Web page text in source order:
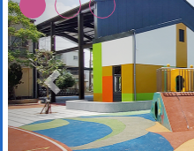
本校115
適應運